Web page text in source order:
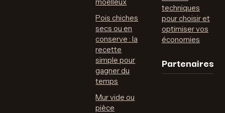
moelleux
Pois chiches
secs ou en
conserve : la
recette
simple pour
gagner du
temps
Mur vide ou
pièce
techniques
pour choisir et
optimiser vos
économies
Partenaires